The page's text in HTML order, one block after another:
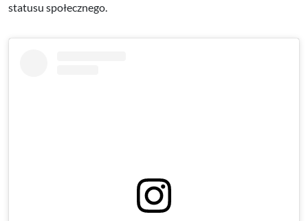
statusu społecznego.